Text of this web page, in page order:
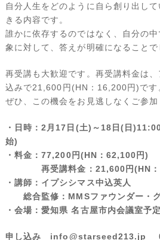
自分人生をどのように自ら創り出し
きる内容です。
誰かに依存するのではなく、自分の
象に対して、答えが明確になることで
再受講も大歓迎です。再受講料金は
込みで21,600円(HN：16,200円)です
ぜひ、この機会をお見逃しなくご参加
・日時：2月17日(土)～18日(日
始)
・料金：77,200円(HN：62,100円)
再受講料金：21,600円(HN：
・講師：イプシシマス中込英人
総合監修：MMSファウンダー・グ
・会場：愛知県 名古屋市内会議室予定
申し込み info@starseed213.jp